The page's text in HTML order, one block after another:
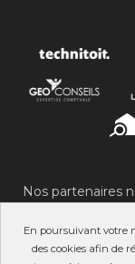
En poursuivant votre
des cookies afin de
Nos partenaires